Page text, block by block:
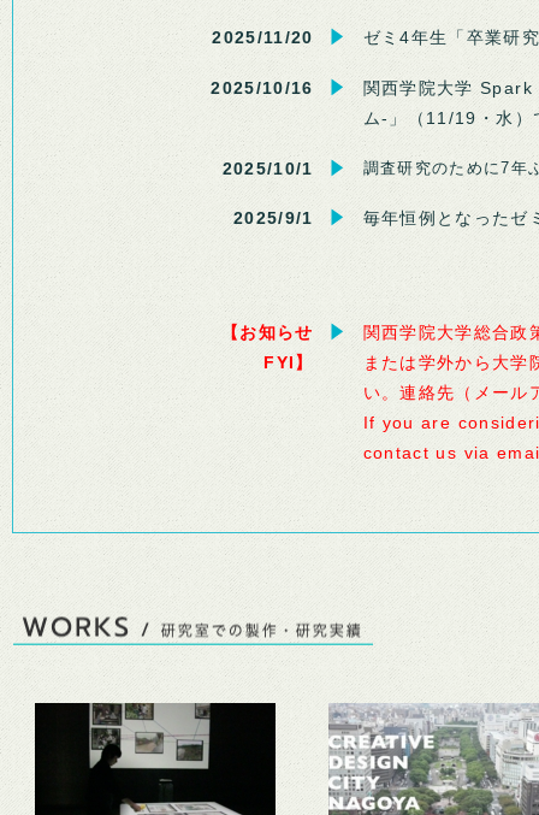
2025/11/20 ゼミ4年生「卒業研
2025/10/16
関西学院大学 Spark
ム-」（11/19・水）
2025/10/1 調査研究のために7年
2025/9/1 毎年恒例となったゼ
【お知らせ
FYI】
関西学院大学総合政
または学外から大学
い。連絡先（メール
If you are
contact us via